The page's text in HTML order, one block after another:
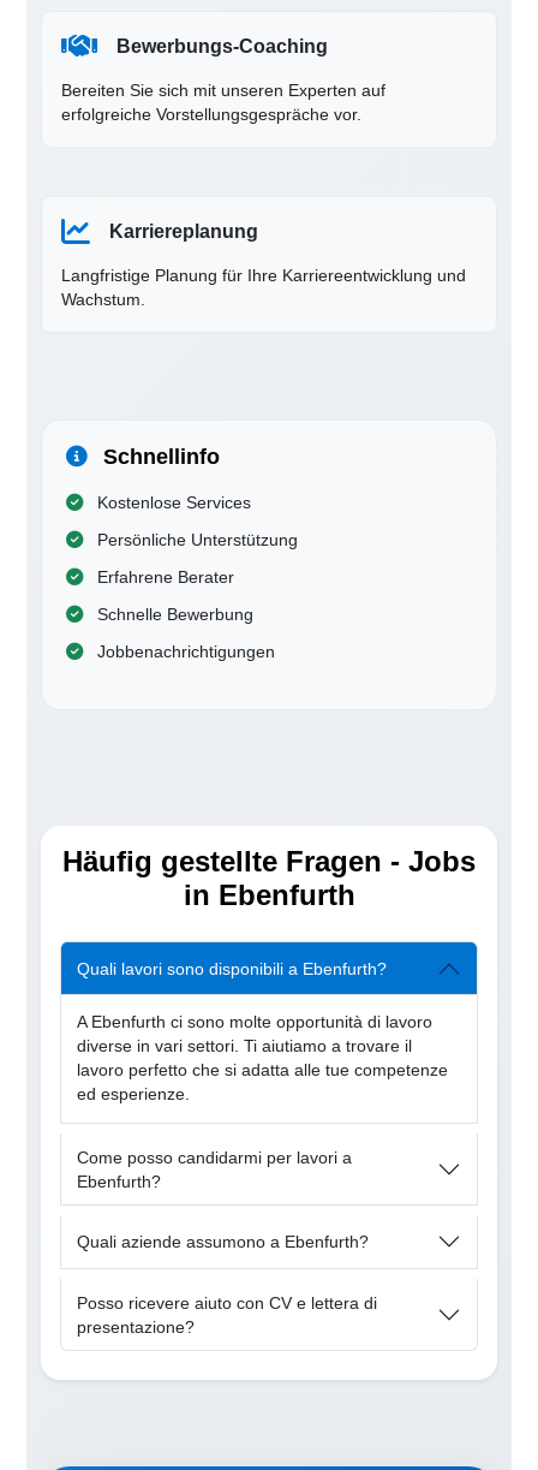
Bewerbungs-Coaching
Bereiten Sie sich mit unseren Experten auf
erfolgreiche Vorstellungsgespräche vor.
Karriereplanung
Langfristige Planung für Ihre Karriereentwicklung und
Wachstum.
Schnellinfo
Kostenlose Services
Persönliche Unterstützung
Erfahrene Berater
Schnelle Bewerbung
Jobbenachrichtigungen
Häufig gestellte Fragen - Jobs
in Ebenfurth
Quali lavori sono disponibili a Ebenfurth?
A Ebenfurth ci sono molte opportunità di lavoro
diverse in vari settori. Ti aiutiamo a trovare il
lavoro perfetto che si adatta alle tue competenze
ed esperienze.
Come posso candidarmi per lavori a
Ebenfurth?
Quali aziende assumono a Ebenfurth?
Posso ricevere aiuto con CV e lettera di
presentazione?